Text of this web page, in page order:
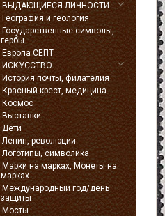
ВЫДАЮЩИЕСЯ ЛИЧНОСТИ
География и геология
Государственные символы,
гербы
Европа СЕПТ
ИСКУССТВО
История почты, филателия
Красный крест, медицина
Космос
Выставки
Дети
Ленин, революции
Логотипы, символика
Марки на марках, Монеты на
марках
Международный год/день
защиты
Мосты